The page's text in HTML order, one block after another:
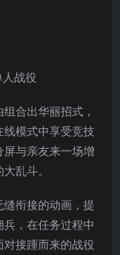
战役
合出华丽招式，
模式中享受竞技
与亲友来一场增
乱斗。
衔接的动画，提
，在任务过程中
接踵而来的战役